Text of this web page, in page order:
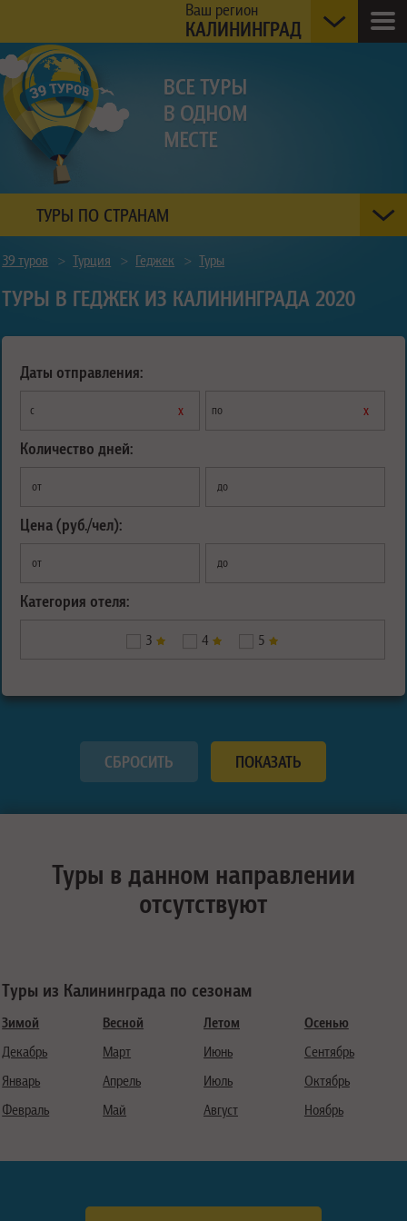
Ваш регион
КАЛИНИНГРАД
ТУРЫ ПО СТРАНАМ
39 туров > Турция > Геджек > Туры
ТУРЫ В ГЕДЖЕК ИЗ КАЛИНИНГРАДА 2020
Даты отправления:
с х по х
Количество дней:
от до
Цена (руб./чел):
от до
Категория отеля:
3 4 5
Туры в данном направлении
отсутствуют
Туры из Калининграда по сезонам
Зимой
Декабрь
Январь
Февраль
Весной
Март
Апрель
Май
Летом
Июнь
Июль
Август
Осенью
Сентябрь
Октябрь
Ноябрь